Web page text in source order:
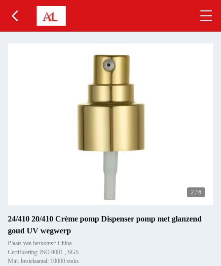
2 / 6
24/410 20/410 Crème pomp Dispenser pomp met glanzend
goud UV wegwerp
Plaats van herkomst: China
Certificering: ISO 9001 , SGS
Min. bestelaantal: 10000 stuks